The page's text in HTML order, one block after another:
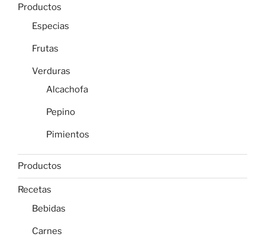
Productos
Especias
Frutas
Verduras
Alcachofa
Pepino
Pimientos
Productos
Recetas
Bebidas
Carnes